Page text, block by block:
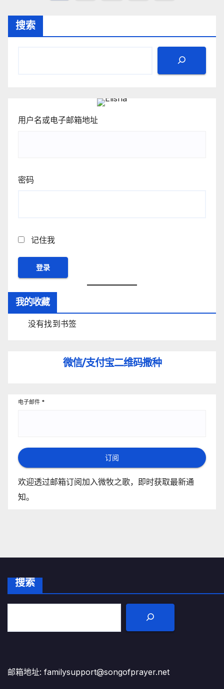
搜索
用户名或电子邮箱地址
密码
记住我
我的收藏
没有找到书签
微信/支付宝二维码撒种
电子邮件 *
订阅
欢迎透过邮箱订阅加入微牧之歌，即时获取最新通
知。
搜索
邮箱地址: familysupport@songofprayer.net